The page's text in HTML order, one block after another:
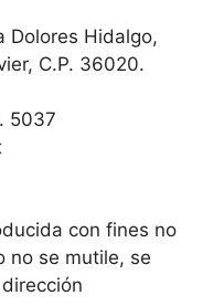
Dolores Hidalgo,
C.P. 36020.
5037
con fines no
no se mutile, se